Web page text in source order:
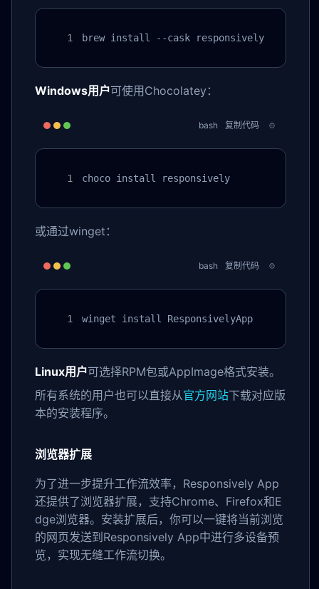
brew install --cask responsively
Windows用户可使用Chocolatey：
bash 复制代码
choco install responsively
或通过winget：
bash 复制代码
winget install ResponsivelyApp
Linux用户可选择RPM包或AppImage格式安装。
所有系统的用户也可以直接从官方网站下载对应版
本的安装程序。
浏览器扩展
为了进一步提升工作流效率，Responsively App
还提供了浏览器扩展，支持Chrome、Firefox和E
dge浏览器。安装扩展后，你可以一键将当前浏览
的网页发送到Responsively App中进行多设备预
览，实现无缝工作流切换。